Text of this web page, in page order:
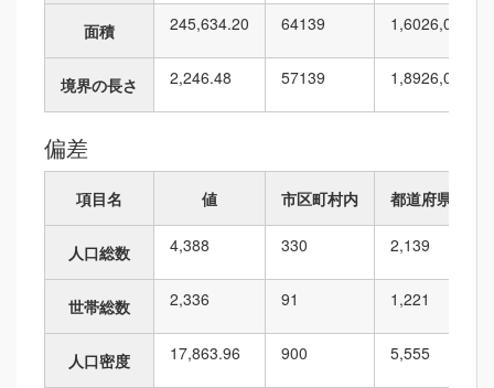
面積 245,634.20 64139 1,6026,010
境界の長さ 2,246.48 57139 1,8926,010
偏差
項目名 値 市区町村内 都道府県内
人口総数 4,388 330 2,139
世帯総数 2,336 91 1,221
人口密度 17,863.96 900 5,555